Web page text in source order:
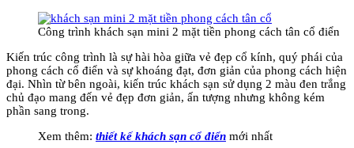
Công trình khách sạn mini 2 mặt tiền phong cách tân cổ điển
Kiến trúc công trình là sự hài hòa giữa vẻ đẹp cổ kính, quý phái của
phong cách cổ điển và sự khoáng đạt, đơn giản của phong cách hiện
đại. Nhìn từ bên ngoài, kiến trúc khách sạn sử dụng 2 màu đen trắng
chủ đạo mang đến vẻ đẹp đơn giản, ấn tượng nhưng không kém
phần sang trong.
Xem thêm: thiết kế khách sạn cổ điển mới nhất